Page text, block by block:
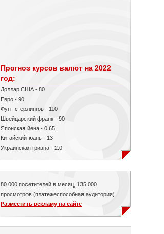
Прогноз курсов валют на 2022
год:
Доллар США - 80
Евро - 90
Фунт стерлингов - 110
Швейцарский франк - 90
Японская йена - 0.65
Китайский юань - 13
Украинская гривна - 2.0
80 000 посетителей в месяц, 135 000
просмотров (платежеспособная аудитория)
Разместить рекламу на сайте